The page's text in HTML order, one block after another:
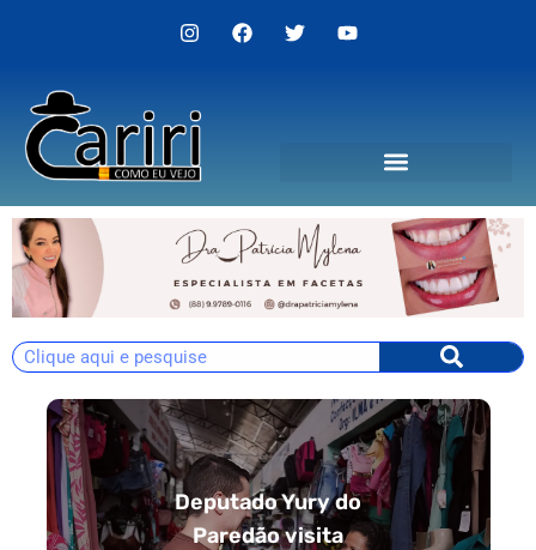
Deputado Yury do
Paredão visita